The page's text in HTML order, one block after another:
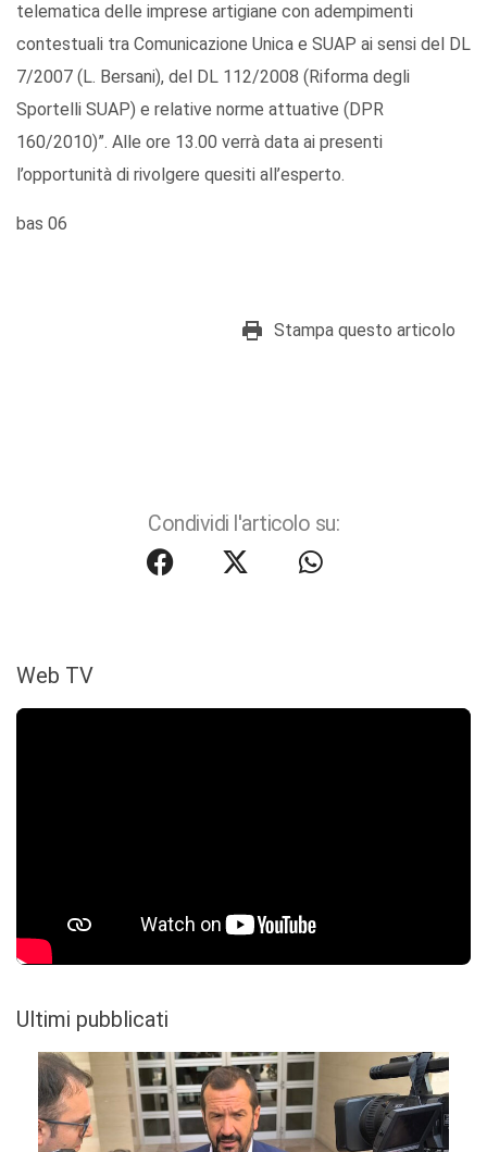
telematica delle imprese artigiane con adempimenti
contestuali tra Comunicazione Unica e SUAP ai sensi del DL
7/2007 (L. Bersani), del DL 112/2008 (Riforma degli
Sportelli SUAP) e relative norme attuative (DPR
160/2010)”. Alle ore 13.00 verrà data ai presenti
l’opportunità di rivolgere quesiti all’esperto.
bas 06
Stampa questo articolo
Condividi l'articolo su:
Web TV
Ultimi pubblicati